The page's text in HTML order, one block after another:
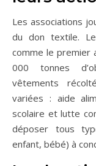
Les associations
du don textile.
comme le premier
000 tonnes
vêtements
variées : aide
scolaire et lutte
déposer tous
enfant, bébé) à